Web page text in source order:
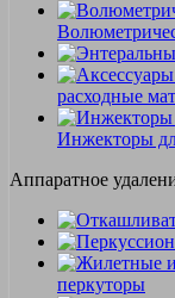
расходные
Инжекторы
Аппаратное
перкуторы